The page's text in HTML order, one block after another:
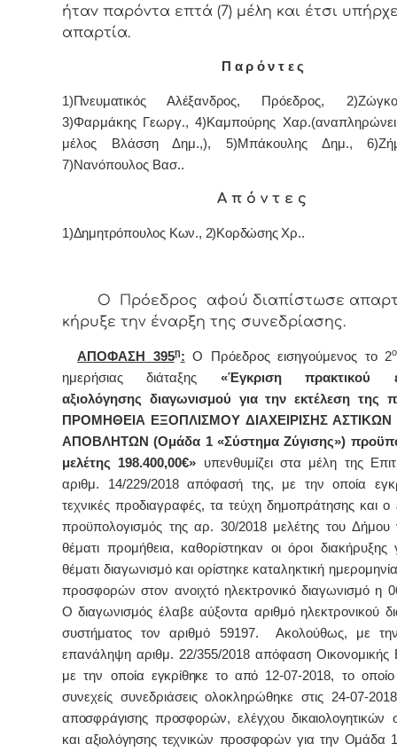
ήταv παρόvτα επτά (7) μέλη και έτσι
απαρτία.
Π α ρ ό ν τ ε ς
1)Πνευματικός Αλέξανδρος, Πρόεδρος,
3)Φαρμάκης Γεωργ., 4)Καμπούρης Χαρ.(αναπληρώνει
μέλος Βλάσση Δημ.,), 5)Μπάκουλης Δημ.,
7)Νανόπουλος Βασ..
Α π ό ν τ ε ς
1)Δημητρόπουλος Κων., 2)Κορδώσης Χρ..
Ο Πρόεδρος
αφού διαπίστωσε
κήρυξε την έναρξη της συνεδρίασης.
ΑΠΟΦΑΣΗ 395η: Ο Πρόεδρος εισηγούμενος τo 2ο
ημερήσιας διάταξης «Έγκριση πρακτικού
αξιολόγησης διαγωνισμού για την εκτέλεση της
ΠΡΟΜΗΘΕΙΑ ΕΞΟΠΛΙΣΜΟΥ ΔΙΑΧΕΙΡΙΣΗΣ
ΑΠΟΒΛΗΤΩΝ (Ομάδα 1 «Σύστημα Ζύγισης»)
μελέτης 198.400,00€»
υπενθυμίζει στα μέλη της
αριθμ. 14/229/2018 απόφασή της, με την οποία
τεχνικές προδιαγραφές, τα τεύχη δημοπράτησης και ο
προϋπολογισμός της αρ. 30/2018 μελέτης του Δήμου
θέματι προμήθεια, καθορίστηκαν οι όροι διακήρυξης
θέματι διαγωνισμό και ορίστηκε καταληκτική
προσφορών στον ανοιχτό ηλεκτρονικό διαγωνισμό η
Ο διαγωνισμός έλαβε αύξοντα αριθμό ηλεκτρονικού
συστήματος τον αριθμό 59197. Ακολούθως, με
επανάληψη αριθμ. 22/355/2018 απόφαση Οικονομικής
με την οποία εγκρίθηκε το από 12-07-2018, το
συνεχείς συνεδριάσεις ολοκληρώθηκε στις 24-07-
αποσφράγισης προσφορών, ελέγχου δικαιολογητικών
και αξιολόγησης τεχνικών προσφορών για την Ομάδα